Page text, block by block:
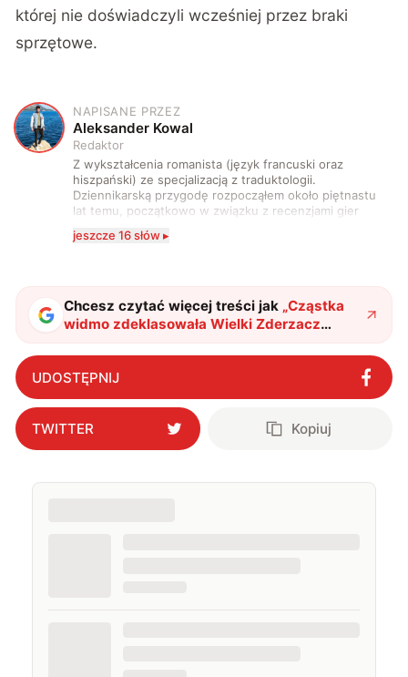
której nie doświadczyli wcześniej przez braki
sprzętowe.
A
NAPISANE PRZEZ
Aleksander Kowal
Redaktor
Z wykształcenia romanista (język francuski oraz
hiszpański) ze specjalizacją z traduktologii.
Dziennikarską przygodę rozpocząłem około piętnastu
lat temu, początkowo w związku z recenzjami gier
komputerowych i filmów. Obecnie publikuję
zdecydowanie częściej na tematy związane z nauką
także uprawiać oraz oglądać sport.
jeszcze 16 słów ▸
Chcesz czytać więcej treści jak „Cząstka
widmo zdeklasowała Wielki Zderzacz
Hadronów. Dotarła na Ziemię z zakątków
wszechświata"?
UDOSTĘPNIJ
TWITTER Kopiuj